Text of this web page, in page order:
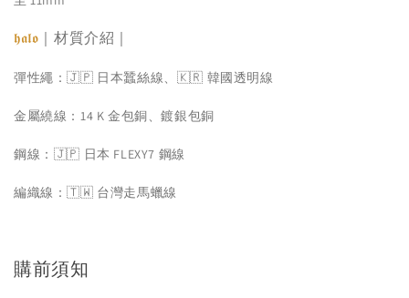
𝖍𝖆𝖑𝖔 ｜材質介紹｜
彈性繩：🇯🇵 日本蠶絲線、🇰🇷 韓國透明線
金屬繞線：14 K 金包銅、鍍銀包銅
鋼線：🇯🇵 日本 FLEXY7 鋼線
編織線：🇹🇼 台灣走馬蠟線
購前須知